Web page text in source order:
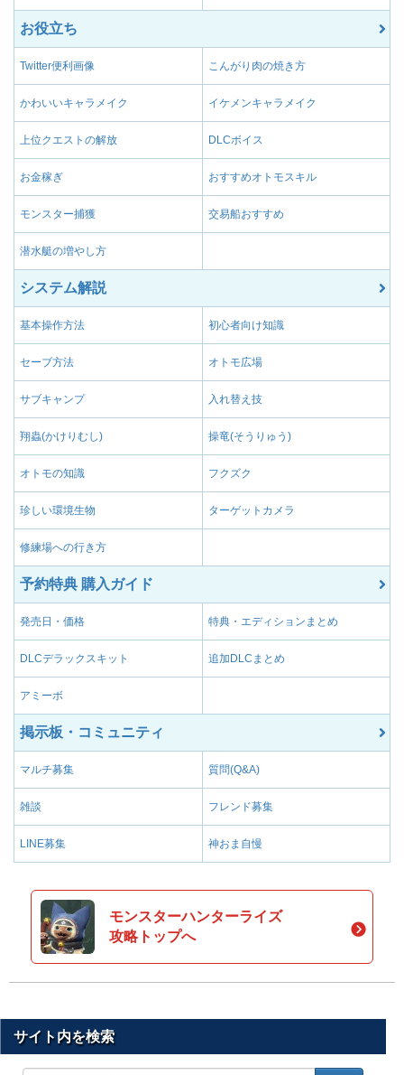
お役立ち
Twitter便利画像 こんがり肉の焼き方
かわいいキャラメイク イケメンキャラメイク
上位クエストの解放 DLCボイス
お金稼ぎ おすすめオトモスキル
モンスター捕獲 交易船おすすめ
潜水艇の増やし方
システム解説
基本操作方法 初心者向け知識
セーブ方法 オトモ広場
サブキャンプ 入れ替え技
翔蟲(かけりむし) 操竜(そうりゅう)
オトモの知識 フクズク
珍しい環境生物 ターゲットカメラ
修練場への行き方
予約特典 購入ガイド
発売日・価格 特典・エディションまとめ
DLCデラックスキット 追加DLCまとめ
アミーボ
掲示板・コミュニティ
マルチ募集 質問(Q&A)
雑談 フレンド募集
LINE募集 神おま自慢
モンスターハンターライズ
攻略トップへ
サイト内を検索